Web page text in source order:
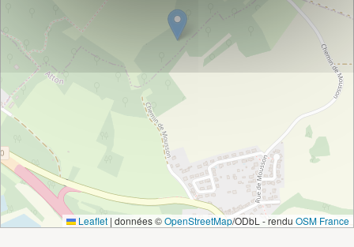
Leaflet | données ©OpenStreetMap/ODbL - rendu OSM France